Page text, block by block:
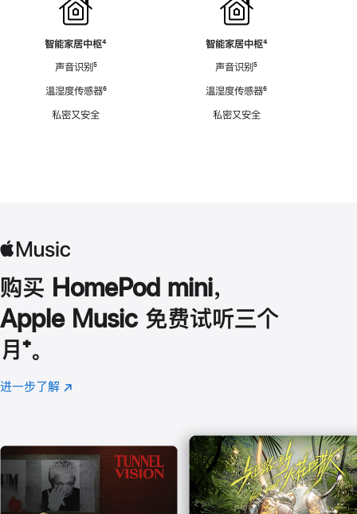
智能家居中枢脚
⁴
声音识别脚
⁵
温湿度传感器脚
⁶
私密又安全
智能家居中枢脚
⁴
声音识别脚
⁵
温湿度传感器脚
⁶
私密又安全
购买 HomePod mini，
Apple Music 免费试听三个
月 脚
注
⁺。
进一步了解 Apple
(在
口
中
打
开)